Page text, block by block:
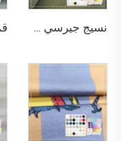
نسيج جيرسي من ألياف الخيزران 100٪ صديق للبيئة للبنات تي شيرتات - مقاوم للبكتيريا وامتصاص الرطوبة مصبوغ عادي 220 جم/م²